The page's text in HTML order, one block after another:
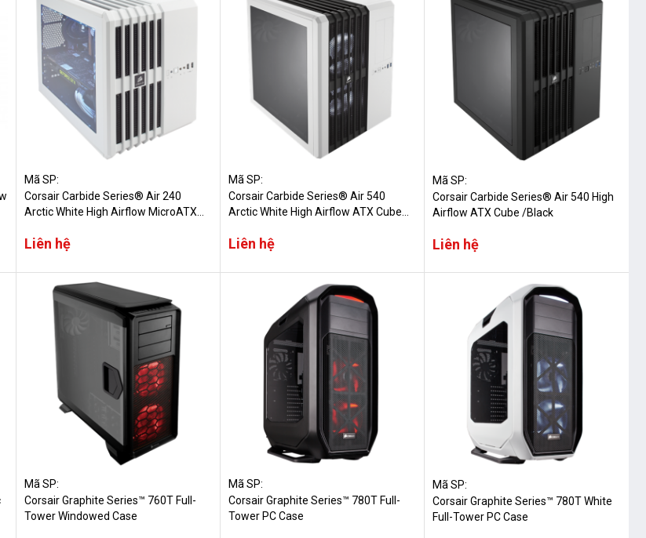
Mã SP:
Corsair Carbide Series® Air 240
Arctic White High Airflow MicroATX
Liên hệ
Mã SP:
Corsair Carbide Series® Air 540
Arctic White High Airflow ATX Cube
Liên hệ
Mã SP:
Corsair Carbide Series® Air 540 High
Airflow ATX Cube /Black
Liên hệ
Mã SP:
Corsair Graphite Series™ 760T Full-
Tower Windowed Case
Mã SP:
Corsair Graphite Series™ 780T Full-
Tower PC Case
Mã SP:
Corsair Graphite Series™ 780T White
Full-Tower PC Case